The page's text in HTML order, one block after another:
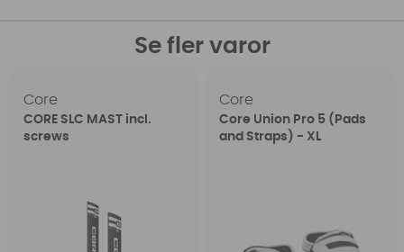
Se fler varor
Core
CORE SLC MAST incl.
screws
Core
Core Union Pro 5 (Pads
and Straps) - XL